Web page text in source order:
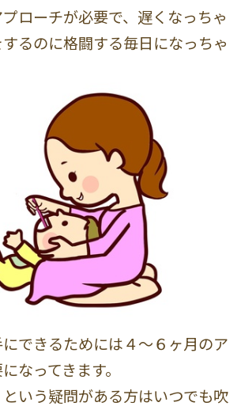
ローチが必要で、遅くなっちゃ
るのに格闘する毎日になっちゃ
できるためには４〜６ヶ月のア
なってきます。
いう疑問がある方はいつでも吹